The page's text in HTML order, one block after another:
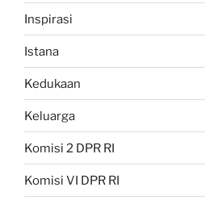
Inspirasi
Istana
Kedukaan
Keluarga
Komisi 2 DPR RI
Komisi VI DPR RI